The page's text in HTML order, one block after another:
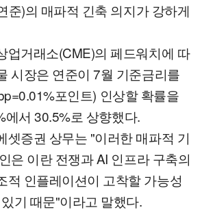
준)의 매파적 긴축 의지가 강하게
업거래소(CME)의 페드워치에 따
시장은 연준이 7월 기준금리를
포인트) 인상할 확률을
에서 30.5%로 상향했다.
셋증권 상무는 "이러한 매파적 기
은 이란 전쟁과 AI 인프라 구축의
적 인플레이션이 고착할 가능성
기 때문"이라고 말했다.